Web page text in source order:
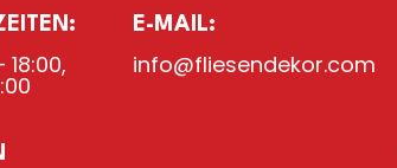
18:00,
E-MAIL:
info@fliesendekor.com